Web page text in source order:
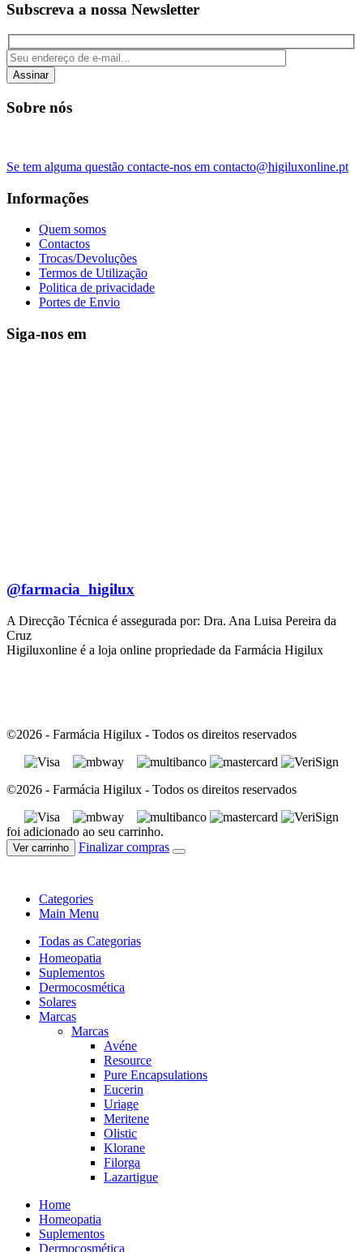
Subscreva a nossa Newsletter
Assinar
Sobre nós
Se tem alguma questão contacte-nos em contacto@higiluxonline.pt
Informações
Quem somos
Contactos
Trocas/Devoluções
Termos de Utilização
Politica de privacidade
Portes de Envio
Siga-nos em
@farmacia_higilux
A Direcção Técnica é assegurada por: Dra. Ana Luisa Pereira da
Cruz
Higiluxonline é a loja online propriedade da Farmácia Higilux
©2026 - Farmácia Higilux - Todos os direitos reservados
©2026 - Farmácia Higilux - Todos os direitos reservados
foi adicionado ao seu carrinho.
Ver carrinho Finalizar compras
Categories
Main Menu
Todas as Categorias
Homeopatia
Suplementos
Dermocosmética
Solares
Marcas
Marcas
Avéne
Resource
Pure Encapsulations
Eucerin
Uriage
Meritene
Olistic
Klorane
Filorga
Lazartigue
Home
Homeopatia
Suplementos
Dermocosmética